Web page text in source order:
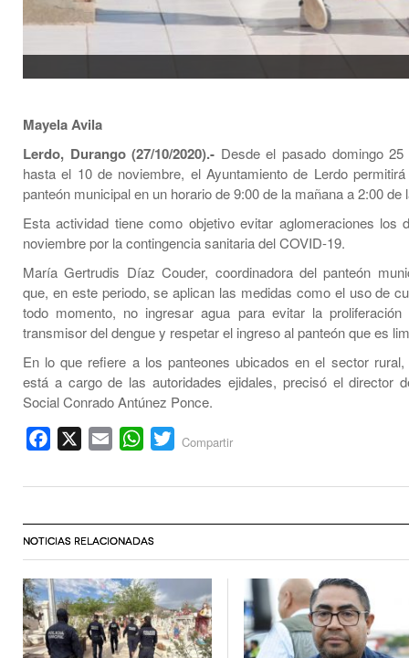
Mayela Avila
Lerdo, Durango (27/10/2020).- Desde el pasado domingo
hasta el 10 de noviembre, el Ayuntamiento de Lerdo
panteón municipal en un horario de 9:00 de la mañana a 2:00 de
Esta actividad tiene como objetivo evitar aglomeraciones los
noviembre por la contingencia sanitaria del COVID-19.
María Gertrudis Díaz Couder, coordinadora del panteón
que, en este periodo, se aplican las medidas como el uso de
todo momento, no ingresar agua para evitar la proliferación
transmisor del dengue y respetar el ingreso al panteón que es
En lo que refiere a los panteones ubicados en el sector rural,
está a cargo de las autoridades ejidales, precisó el director
Social Conrado Antúnez Ponce.
Facebook Email WhatsApp
Twitter
Compartir
NOTICIAS RELACIONADAS